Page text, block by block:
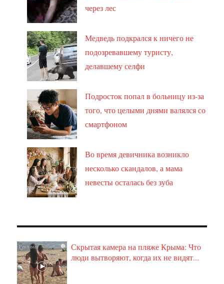
через лес
Медведь подкрался к ничего не
подозревавшему туристу,
делавшему селфи
Подросток попал в больницу из-за
того, что целыми днями валялся со
смартфоном
Во время девичника возникло
несколько скандалов, а мама
невесты осталась без зуба
i
Скрытая камера на пляже Крыма: Что
люди вытворяют, когда их не видят...